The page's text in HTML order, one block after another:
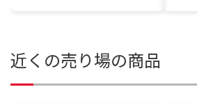
近くの売り場の商品